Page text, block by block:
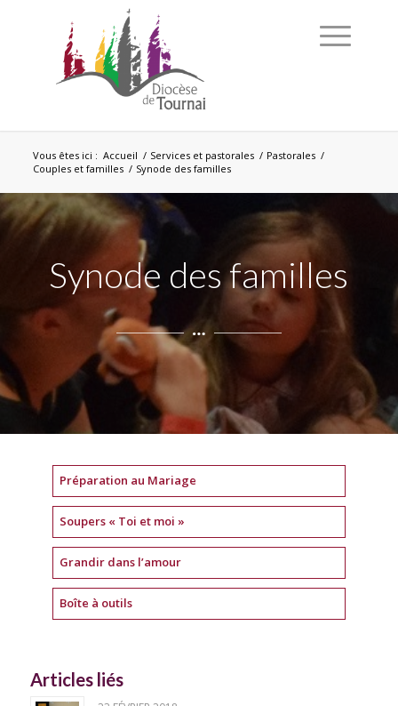
Vous êtes ici : Accueil / Services et pastorales / Pastorales /
Couples et familles / Synode des familles
Synode des familles
Préparation au Mariage
Soupers « Toi et moi »
Grandir dans l’amour
Boîte à outils
Articles liés